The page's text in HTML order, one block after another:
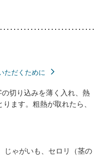
ただくために
切り込みを薄く入れ、熱
ます。粗熱が取れたら、
じゃがいも、セロリ（茎の